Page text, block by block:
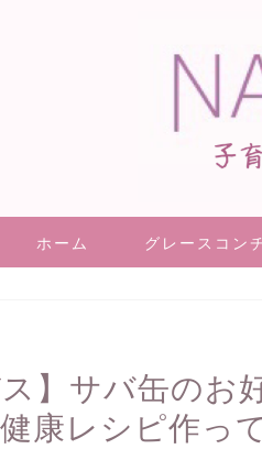
ホーム グレースコン
ス】サバ缶のお
康レシピ作っ